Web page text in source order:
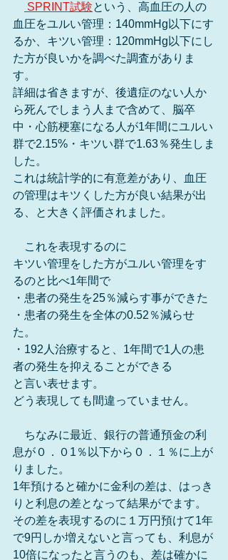
SPRINT試験という、高血圧の人の
血圧をユルい管理：140mmHg以下にす
るか、キツい管理：120mmHg以下にし
た方が良いかを調べた調査がありま
す。
詳細は省きますが、後遺症のない人か
ら死んでしまう人まで含めて、脳卒
中・心筋梗塞になる人が1年間にユルい
群で2.15%・キツい群で1.63％発生しま
した。
これは統計学的に有意差があり、血圧
の管理はキツくした方が良い結果が出
る、と大きく評価されました。
これを表現するのに
キツい管理をした方がユルい管理をす
るのと比べ1年間で
・患者の発生を25％減らす事ができた
・患者の発生を全体の0.52％減らせ
た。
・192人治療すると、1年間で1人の患
者の発生を抑えることができる
と言い表せます。
どう表現しても間違っていません。
ちなみに最近、銀行の普通預金の利
息が０．０1％以下から０．１％に上が
りました。
1年預けると確かに金利の差は、はっき
りと利息の差となって結果がでます。
その差を表現するのに１万円預けて1年
で9円しか増えないと言っても、利息が
10倍になったと言うのも、差は確かに